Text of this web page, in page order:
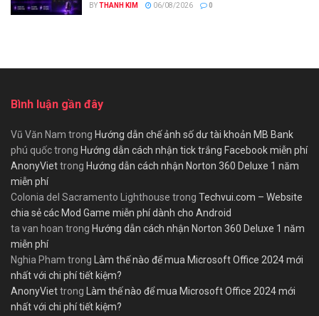
BYTHANH KIM 06/08/2026 0
Bình luận gần đây
Vũ Văn Nam trong Hướng dẫn chế ảnh số dư tài khoản MB Bank
phú quốctrong Hướng dẫn cách nhận tick trắng Facebook miễn phí
AnonyViettrong Hướng dẫn cách nhận Norton 360 Deluxe 1 năm
miễn phí
Colonia del Sacramento Lighthouse trong Techvui.com – Website
chia sẻ các Mod Game miễn phí dành cho Android
ta van hoan trong Hướng dẫn cách nhận Norton 360 Deluxe 1 năm
miễn phí
Nghia Pham trong Làm thế nào để mua Microsoft Office 2024 mới
nhất với chi phí tiết kiệm?
AnonyViettrong Làm thế nào để mua Microsoft Office 2024 mới
nhất với chi phí tiết kiệm?